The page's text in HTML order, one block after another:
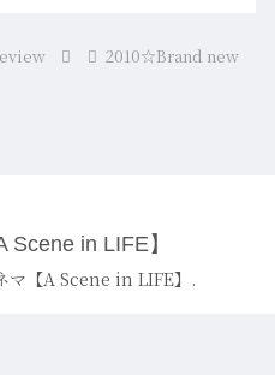
2010☆Brand new
Scene in LIFE】
マ【A Scene in LIFE】.